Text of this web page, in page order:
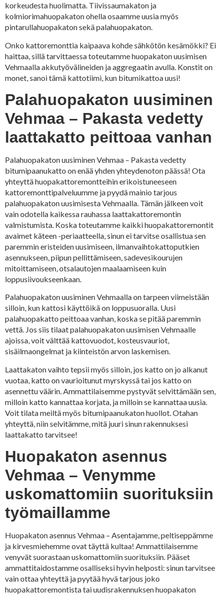
korkeudesta huolimatta. Tiivissaumakaton ja
kolmiorimahuopakaton ohella osaamme uusia myös
pintarullahuopakaton sekä palahuopakaton.
Onko kattoremonttia kaipaava kohde sähkötön kesämökki? Ei
haittaa, sillä tarvittaessa toteutamme huopakaton uusimisen
Vehmaalla akkutyövälineiden ja aggregaatin avulla. Konstit on
monet, sanoi tämä kattotiimi, kun bitumikattoa uusi!
Palahuopakaton uusiminen
Vehmaa – Pakasta vedetty
laattakatto peittoaa vanhan
Palahuopakaton uusiminen Vehmaa – Pakasta vedetty
bitumipaanukatto on enää yhden yhteydenoton päässä! Ota
yhteyttä huopakattoremontteihin erikoistuneeseen
kattoremonttipalveluumme ja pyydä mainio tarjous
palahuopakaton uusimisesta Vehmaalla. Tämän jälkeen voit
vain odotella kaikessa rauhassa laattakattoremontin
valmistumista. Koska toteutamme kaikki huopakattoremontit
avaimet käteen -periaatteella, sinun ei tarvitse osallistua sen
paremmin eristeiden uusimiseen, ilmanvaihtokattoputkien
asennukseen, piipun pellittämiseen, sadevesikourujen
mitoittamiseen, otsalautojen maalaamiseen kuin
loppusiivoukseenkaan.
Palahuopakaton uusiminen Vehmaalla on tarpeen viimeistään
silloin, kun kattosi käyttöikä on loppusuoralla. Uusi
palahuopakatto peittoaa vanhan, koska se pitää paremmin
vettä. Jos siis tilaat palahuopakaton uusimisen Vehmaalle
ajoissa, voit välttää kattovuodot, kosteusvauriot,
sisäilmaongelmat ja kiinteistön arvon laskemisen.
Laattakaton vaihto tepsii myös silloin, jos katto on jo alkanut
vuotaa, katto on vaurioitunut myrskyssä tai jos katto on
asennettu väärin. Ammattilaisemme pystyvät selvittämään sen,
milloin katto kannattaa korjata, ja milloin se kannattaa uusia.
Voit tilata meiltä myös bitumipaanukaton huollot. Otahan
yhteyttä, niin selvitämme, mitä juuri sinun rakennuksesi
laattakatto tarvitsee!
Huopakaton asennus
Vehmaa – Venymme
uskomattomiin suorituksiin
työmaillamme
Huopakaton asennus Vehmaa – Asentajamme, peltiseppämme
ja kirvesmiehemme ovat täyttä kultaa! Ammattilaisemme
venyvät suorastaan uskomattomiin suorituksiin. Pääset
ammattitaidostamme osalliseksi hyvin helposti: sinun tarvitsee
vain ottaa yhteyttä ja pyytää hyvä tarjous joko
huopakattoremontista tai uudisrakennuksen huopakaton